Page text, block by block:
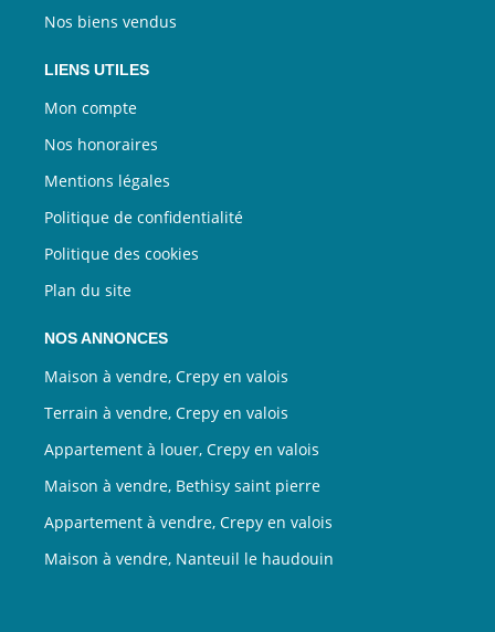
Nos biens vendus
LIENS UTILES
Mon compte
Nos honoraires
Mentions légales
Politique de confidentialité
Politique des cookies
Plan du site
NOS ANNONCES
Maison à vendre, Crepy en valois
Terrain à vendre, Crepy en valois
Appartement à louer, Crepy en valois
Maison à vendre, Bethisy saint pierre
Appartement à vendre, Crepy en valois
Maison à vendre, Nanteuil le haudouin